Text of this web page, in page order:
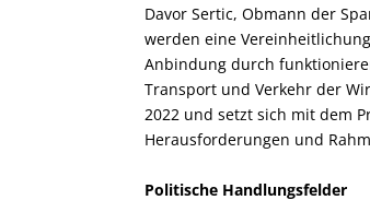
Davor Sertic, Obmann der
werden eine
Anbindung durch
Transport und Verkehr der
2022 und setzt sich mit dem
Herausforderungen und
Politische Handlungsfelder